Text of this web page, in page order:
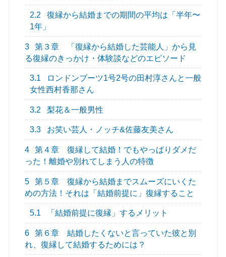
2.2
復縁から結婚までの期間の平均は「半年〜
1年」
3
第３章 「復縁から結婚した芸能人」から見
る復縁のきっかけ・体験談などのエピソード
3.1
ロンドンブーツ1号2号の田村淳さんと一般
女性西村香那さん
3.2 梨花＆一般男性
3.3 お笑い芸人・ノッチ&佐藤友美さん
4
第４章 復縁して結婚！でもやっぱりダメだ
った！離婚や別れてしまう人の特徴
5
第５章 復縁から結婚までスムーズにいくた
めの方法！それは「結婚前提に」復縁すること
5.1 「結婚前提に復縁」するメリット
6
第６章 結婚したくないと言っていた彼と別
れ、復縁して結婚するためには？